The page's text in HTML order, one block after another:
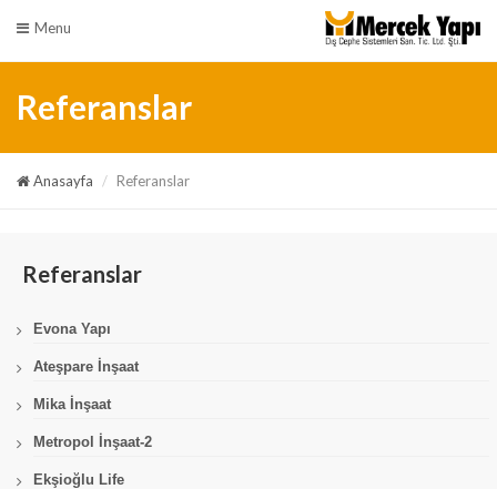
Menu
Referanslar
Anasayfa Referanslar
Referanslar
Evona Yapı
Ateşpare İnşaat
Mika İnşaat
Metropol İnşaat-2
Ekşioğlu Life